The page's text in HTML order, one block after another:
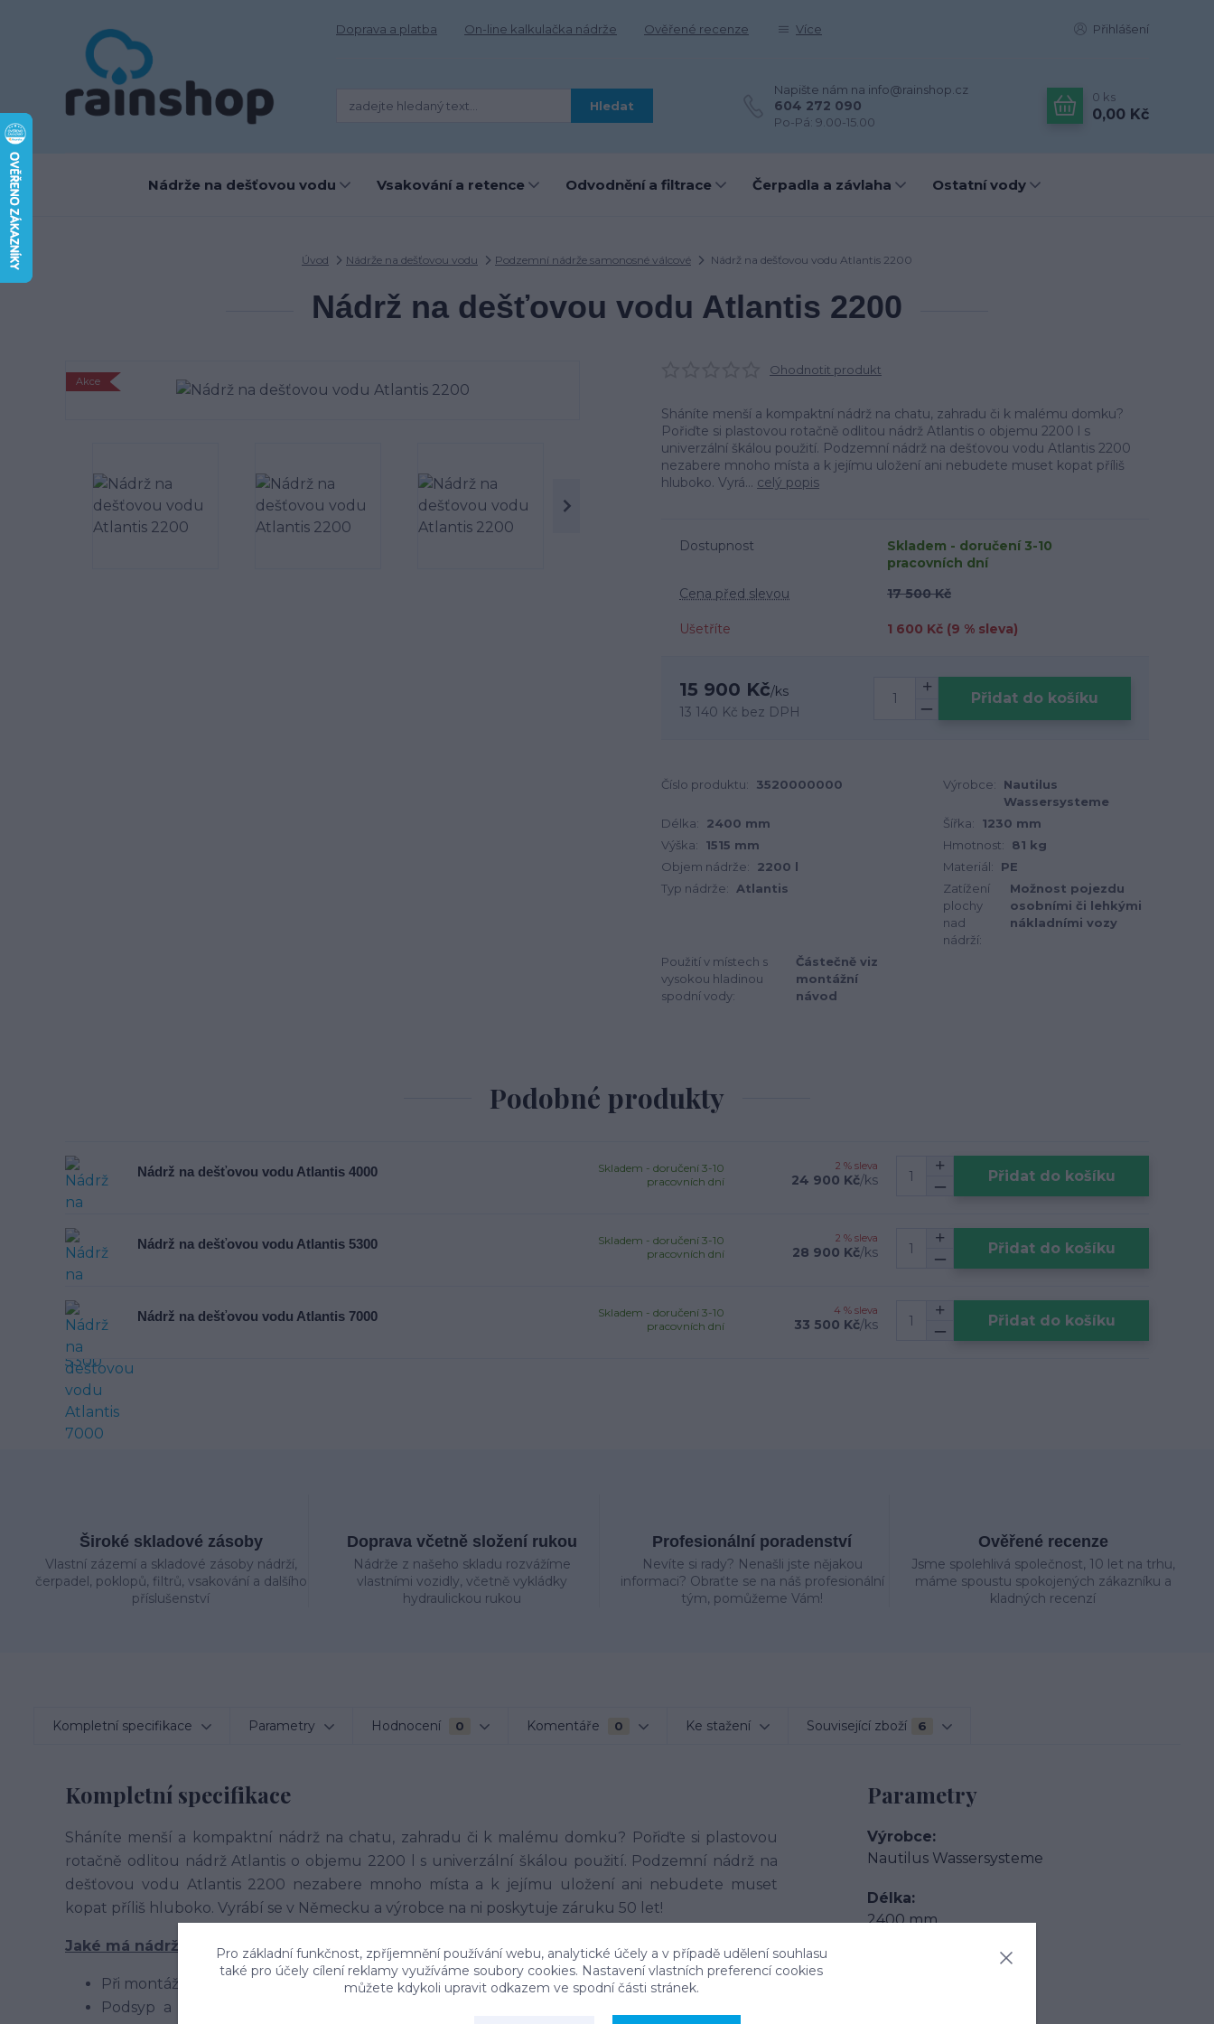
Doprava a platba On-line kalkulačka nádrže Ověřené recenze Více Přihlášení
Hledat
Napište nám na info@rainshop.cz
604 272 090
Po-Pá: 9.00-15.00
0 ks
0,00 Kč
Nádrže na dešťovou vodu Vsakování a retence Odvodnění a filtrace Čerpadla a závlaha Ostatní vody
Úvod Nádrže na dešťovou vodu Podzemní nádrže samonosné válcové Nádrž na dešťovou vodu Atlantis 2200
Nádrž na dešťovou vodu Atlantis 2200
Akce
Ohodnotit produkt
Sháníte menší a kompaktní nádrž na chatu, zahradu či k malému domku?
Pořiďte si plastovou rotačně odlitou nádrž Atlantis o objemu 2200 l s
univerzální škálou použití. Podzemní nádrž na dešťovou vodu Atlantis 2200
nezabere mnoho místa a k jejímu uložení ani nebudete muset kopat příliš
hluboko. Vyrá... celý popis
Dostupnost
Skladem - doručení 3-10
pracovních dní
Cena před slevou
17 500 Kč
Ušetříte 1 600 Kč (9 % sleva)
15 900 Kč/ks
13 140 Kč bez DPH
Přidat do košíku
Číslo produktu: 3520000000 Výrobce:
Nautilus
Wassersysteme
Délka:
2400 mm Šířka:
1230 mm
Výška:
1515 mm Hmotnost:
81 kg
Objem nádrže:
2200 l Materiál:
PE
Typ nádrže:
Atlantis
Zatížení
plochy
nad
nádrží:
Možnost pojezdu
osobními či lehkými
nákladními vozy
Použití v místech s
vysokou hladinou
spodní vody:
Částečně viz
montážní
návod
Podobné produkty
Nádrž na dešťovou vodu Atlantis 4000 2 % sleva
24 900 Kč/ks
Skladem - doručení 3-10
pracovních dní
Přidat do košíku
Nádrž na dešťovou vodu Atlantis 5300 2 % sleva
28 900 Kč/ks
Skladem - doručení 3-10
pracovních dní
Přidat do košíku
Nádrž na dešťovou vodu Atlantis 7000 4 % sleva
33 500 Kč/ks
Skladem - doručení 3-10
pracovních dní
Přidat do košíku
Široké skladové zásoby
Vlastní zázemí a skladové zásoby nádrží,
čerpadel, poklopů, filtrů, vsakování a dalšího
příslušenství
Doprava včetně složení rukou
Nádrže z našeho skladu rozvážíme
vlastními vozidly, včetně vykládky
hydraulickou rukou
Profesionální poradenství
Nevíte si rady? Nenašli jste nějakou
informaci? Obraťte se na náš profesionální
tým, pomůžeme Vám!
Ověřené recenze
Jsme spolehlivá společnost, 10 let na trhu,
máme spoustu spokojených zákazníku a
kladných recenzí
Kompletní specifikace Parametry Hodnocení 0 Komentáře 0 Ke stažení Související zboží 6
Kompletní specifikace
Sháníte menší a kompaktní nádrž na chatu, zahradu či k malému domku? Pořiďte si plastovou
rotačně odlitou nádrž Atlantis o objemu 2200 l s univerzální škálou použití. Podzemní nádrž na
dešťovou vodu Atlantis 2200 nezabere mnoho místa a k jejímu uložení ani nebudete muset
kopat příliš hluboko. Vyrábí se v Německu a výrobce na ni poskytuje záruku 50 let!
Jaké má nádrž výhody a jak ji zabudovat?
Při montáži není třeba
žádné betonování
Podsyp a obsyp nádrže se provádí z těženého kameniva velikostního rozsahu 4-16 mm.
Parametry
Výrobce
Nautilus Wassersysteme
Délka
2400 mm
Pro základní funkčnost, zpříjemnění používání webu, analytické účely a v případě udělení souhlasu
také pro účely cílení reklamy využíváme soubory cookies. Nastavení vlastních preferencí cookies
můžete kdykoli upravit odkazem ve spodní části stránek.